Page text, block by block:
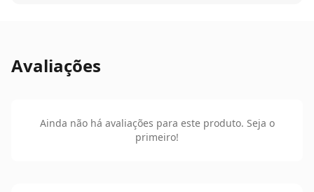
Avaliações
Ainda não há avaliações para este produto. Seja o
primeiro!